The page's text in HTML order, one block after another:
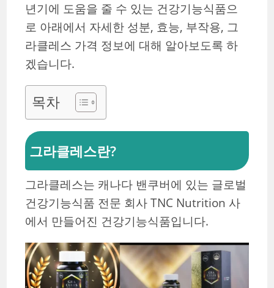
년기에 도움을 줄 수 있는 건강기능식품으
로 아래에서 자세한 성분, 효능, 부작용, 그
라클레스 가격 정보에 대해 알아보도록 하
겠습니다.
목차
그라클레스란?
그라클레스는 캐나다 밴쿠버에 있는 글로벌
건강기능식품 전문 회사 TNC Nutrition 사
에서 만들어진 건강기능식품입니다.